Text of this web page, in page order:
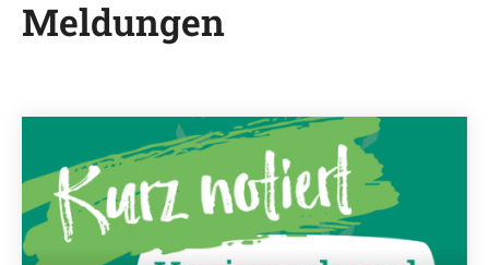
Meldungen